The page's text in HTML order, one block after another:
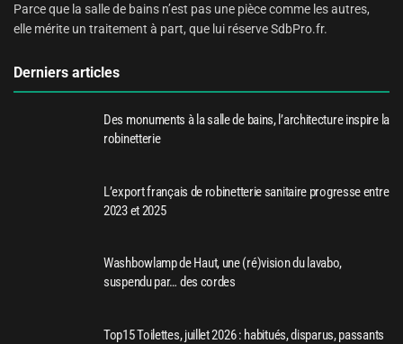
Parce que la salle de bains n’est pas une pièce comme les autres,
elle mérite un traitement à part, que lui réserve SdbPro.fr.
Derniers articles
Des monuments à la salle de bains, l’architecture inspire la
robinetterie
L’export français de robinetterie sanitaire progresse entre
2023 et 2025
Washbowlamp de Haut, une (ré)vision du lavabo,
suspendu par… des cordes
Top15 Toilettes, juillet 2026 : habitués, disparus, passants